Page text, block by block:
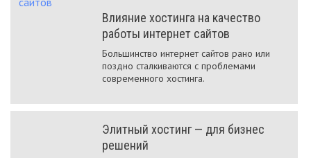
Влияние хостинга на качество
работы интернет сайтов
Большинство интернет сайтов рано или
поздно сталкиваются с проблемами
современного хостинга.
Элитный хостинг — для бизнес
решений